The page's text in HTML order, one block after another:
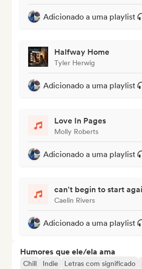
Adicionado a uma playlist
Halfway Home
Tyler Herwig
Adicionado a uma playlist
Love In Pages
Molly Roberts
Adicionado a uma playlist
can't begin to start
Caelin Rivers
Adicionado a uma playlist
Humores que ele/ela ama
Chill Indie Letras com significado